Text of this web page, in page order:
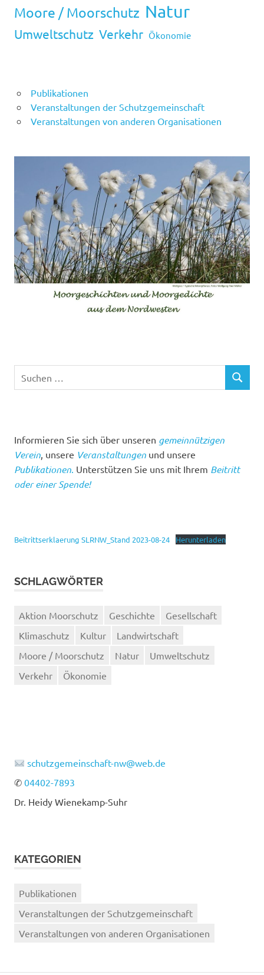
Moore / Moorschutz Natur
Umweltschutz Verkehr Ökonomie
Publikationen
Veranstaltungen der Schutzgemeinschaft
Veranstaltungen von anderen Organisationen
nach:
SUCHEN
Informieren Sie sich über unseren gemeinnützigen
Verein, unsere Veranstaltungen und unsere
Publikationen. Unterstützen Sie uns mit Ihrem Beitritt
oder einer Spende!
Beitrittserklaerung SLRNW_Stand 2023-08-24 Herunterladen
SCHLAGWÖRTER
Aktion Moorschutz Geschichte
Gesellschaft
Klimaschutz
Kultur
Landwirtschaft
Moore / Moorschutz
Natur
Umweltschutz
Verkehr
Ökonomie
schutzgemeinschaft-nw@web.de
✆ 04402-7893
Dr. Heidy Wienekamp-Suhr
KATEGORIEN
Publikationen
Veranstaltungen der Schutzgemeinschaft
Veranstaltungen von anderen Organisationen